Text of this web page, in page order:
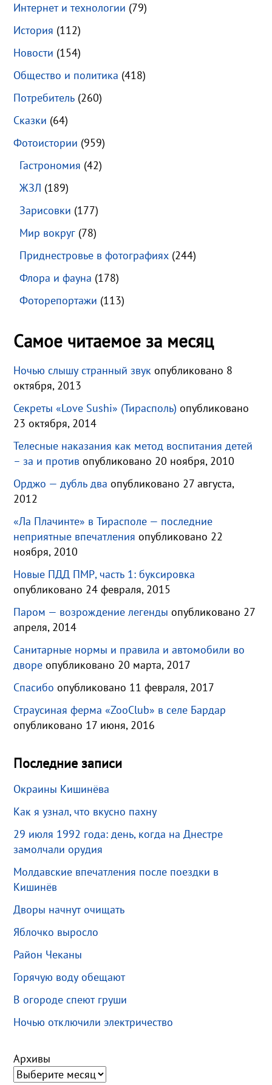
Интернет и технологии (79)
История (112)
Новости (154)
Общество и политика (418)
Потребитель (260)
Сказки (64)
Фотоистории (959)
Гастрономия (42)
ЖЗЛ (189)
Зарисовки (177)
Мир вокруг (78)
Приднестровье в фотографиях (244)
Флора и фауна (178)
Фоторепортажи (113)
Самое читаемое за месяц
Ночью слышу странный звук опубликовано 8
октября, 2013
Секреты «Love Sushi» (Тирасполь) опубликовано
23 октября, 2014
Телесные наказания как метод воспитания детей
– за и против опубликовано 20 ноября, 2010
Орджо — дубль два опубликовано 27 августа,
2012
«Ла Плачинте» в Тирасполе — последние
неприятные впечатления опубликовано 22
ноября, 2010
Новые ПДД ПМР, часть 1: буксировка
опубликовано 24 февраля, 2015
Паром — возрождение легенды опубликовано 27
апреля, 2014
Санитарные нормы и правила и автомобили во
дворе опубликовано 20 марта, 2017
Спасибо опубликовано 11 февраля, 2017
Страусиная ферма «ZooClub» в селе Бардар
опубликовано 17 июня, 2016
Последние записи
Окраины Кишинёва
Как я узнал, что вкусно пахну
29 июля 1992 года: день, когда на Днестре
замолчали орудия
Молдавские впечатления после поездки в
Кишинёв
Дворы начнут очищать
Яблочко выросло
Район Чеканы
Горячую воду обещают
В огороде спеют груши
Ночью отключили электричество
Архивы